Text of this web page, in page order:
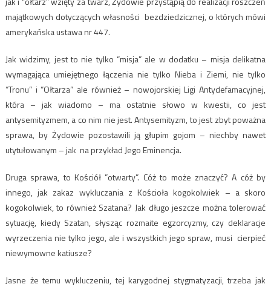
majątkowych dotyczących własności bezdziedzicznej, o których mówi
amerykańska ustawa nr 447.
Jak widzimy, jest to nie tylko “misja” ale w dodatku – misja delikatna
wymagająca umiejętnego łączenia nie tylko Nieba i Ziemi, nie tylko
“Tronu” i “Ołtarza” ale również – nowojorskiej Ligi Antydefamacyjnej,
która – jak wiadomo – ma ostatnie słowo w kwestii, co jest
antysemityzmem, a co nim nie jest. Antysemityzm, to jest zbyt poważna
sprawa, by Żydowie pozostawili ją głupim gojom – niechby nawet
utytułowanym – jak na przykład Jego Eminencja.
Druga sprawa, to Kościół ”otwarty”. Cóż to może znaczyć? A cóż by
innego, jak zakaz wykluczania z Kościoła kogokolwiek – a skoro
kogokolwiek, to również Szatana? Jak długo jeszcze można tolerować
sytuację, kiedy Szatan, słysząc rozmaite egzorcyzmy, czy deklaracje
wyrzeczenia nie tylko jego, ale i wszystkich jego spraw, musi cierpieć
niewymowne katiusze?
Jasne że temu wykluczeniu, tej karygodnej stygmatyzacji, trzeba jak